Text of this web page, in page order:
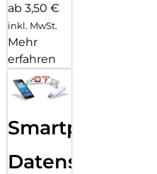
ab 3,50 €
inkl. MwSt.
Mehr
erfahren
Smartphone
Datensicherung